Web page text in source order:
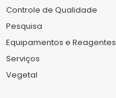
Controle de Qualidade
Pesquisa
Equipamentos e Reagentes
Serviços
Vegetal